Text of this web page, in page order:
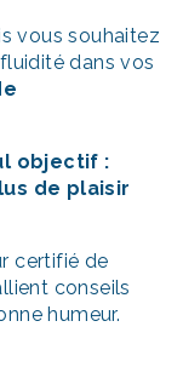
vous souhaitez
dans vos
objectif :
de plaisir
certifié de
conseils
humeur.